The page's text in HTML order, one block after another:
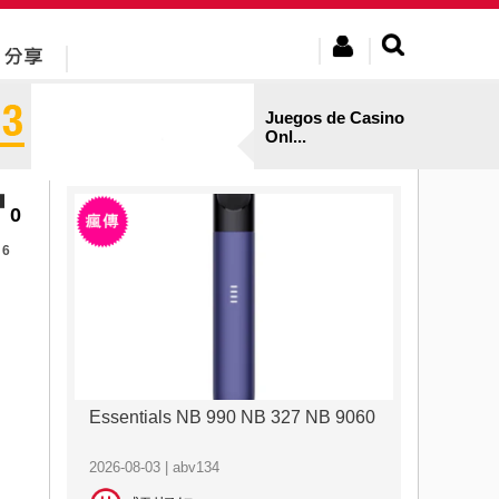
Juegos de Casino
Onl...
0
6
Essentials NB 990 NB 327 NB 9060
2026-08-03 | abv134